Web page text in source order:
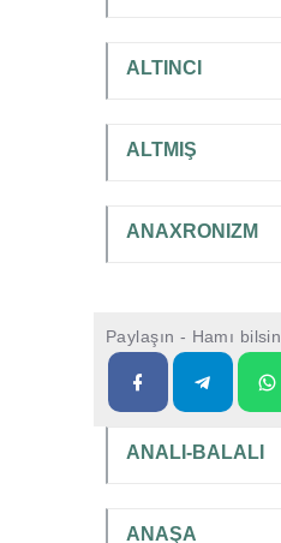
ALTINCI
ALTMIŞ
ANAXRONIZM
Paylaşın - Hamı bilsin
ANALI-BALALI
ANAŞA